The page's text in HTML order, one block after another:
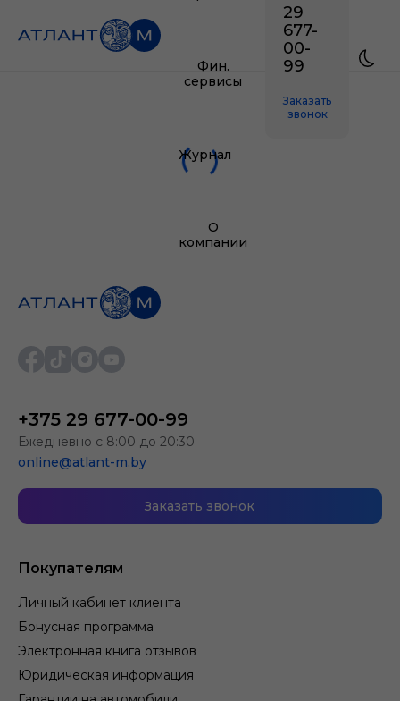
Фин.
сервисы
Журнал
О
компании
29
677-
00-
99
Заказать
звонок
Покупателям
Личный кабинет клиента
Бонусная программа
Электронная книга отзывов
Юридическая информация
+375 29 677-00-99
Ежедневно с 8:00 до 20:30
online@atlant-m.by
Заказать звонок